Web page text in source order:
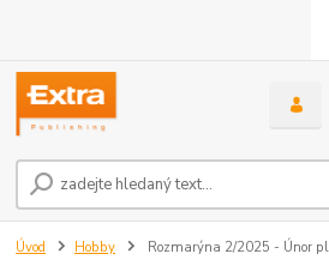
Úvod Hobby Rozmarýna 2/2025 - Únor